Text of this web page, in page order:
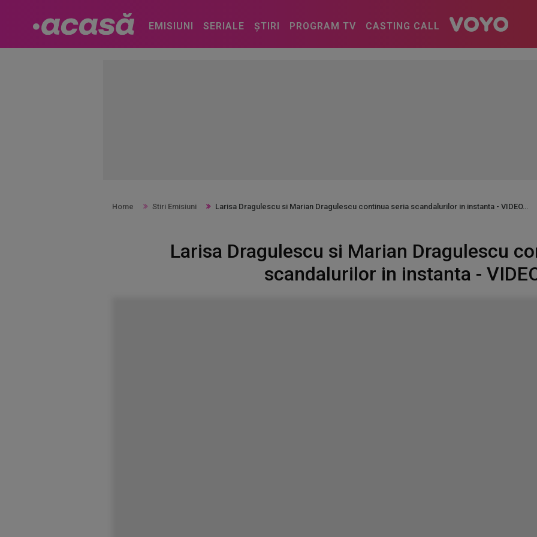
EMISIUNI SERIALE ȘTIRI PROGRAM TV CASTING CALL
Home Stiri Emisiuni Larisa Dragulescu si Marian Dragulescu continua seria scandalurilor in instanta - VIDEO
Larisa Dragulescu si Marian Dragulescu
scandalurilor in instanta -